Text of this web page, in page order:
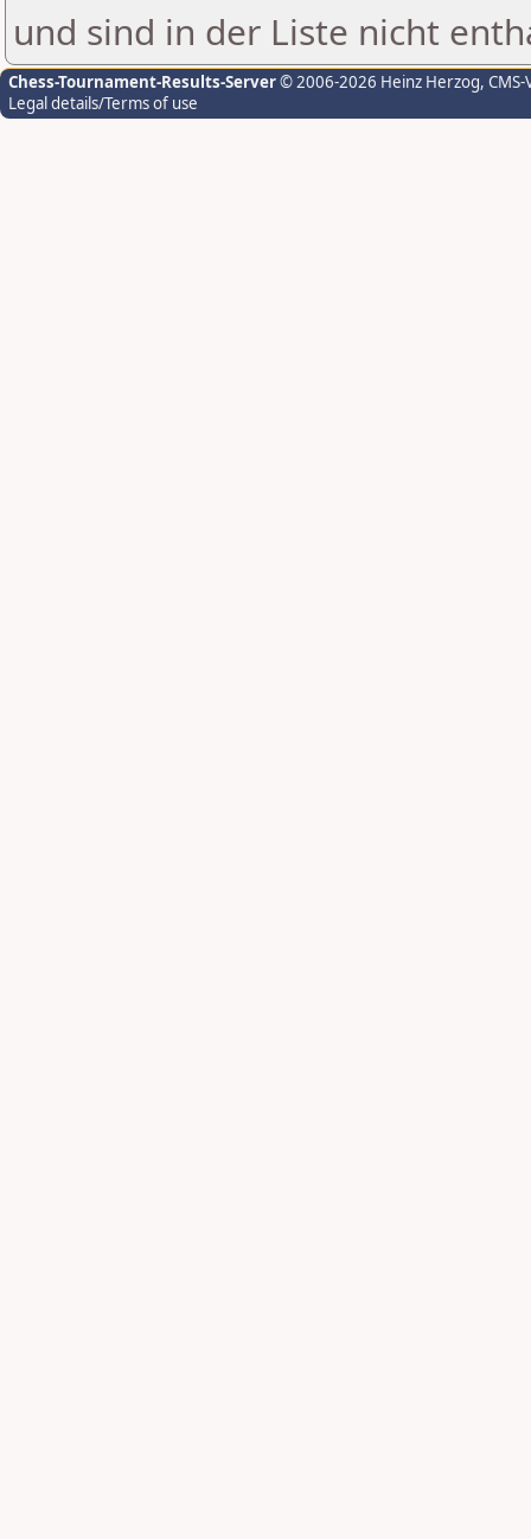
und sind in der Liste nicht
Chess-Tournament-Results-Server© 2006-2026 Heinz Herzog,
Legal details/Terms of use